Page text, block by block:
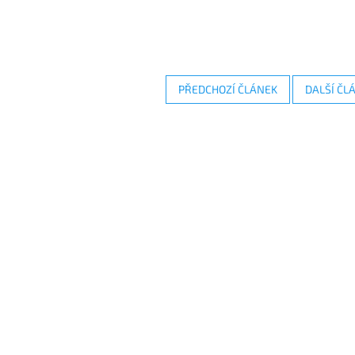
PŘEDCHOZÍ ČLÁNEK DALŠÍ